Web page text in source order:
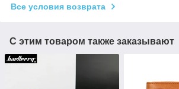
Все условия возврата
С этим товаром также заказывают